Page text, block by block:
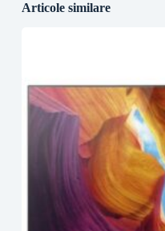
Articole similare